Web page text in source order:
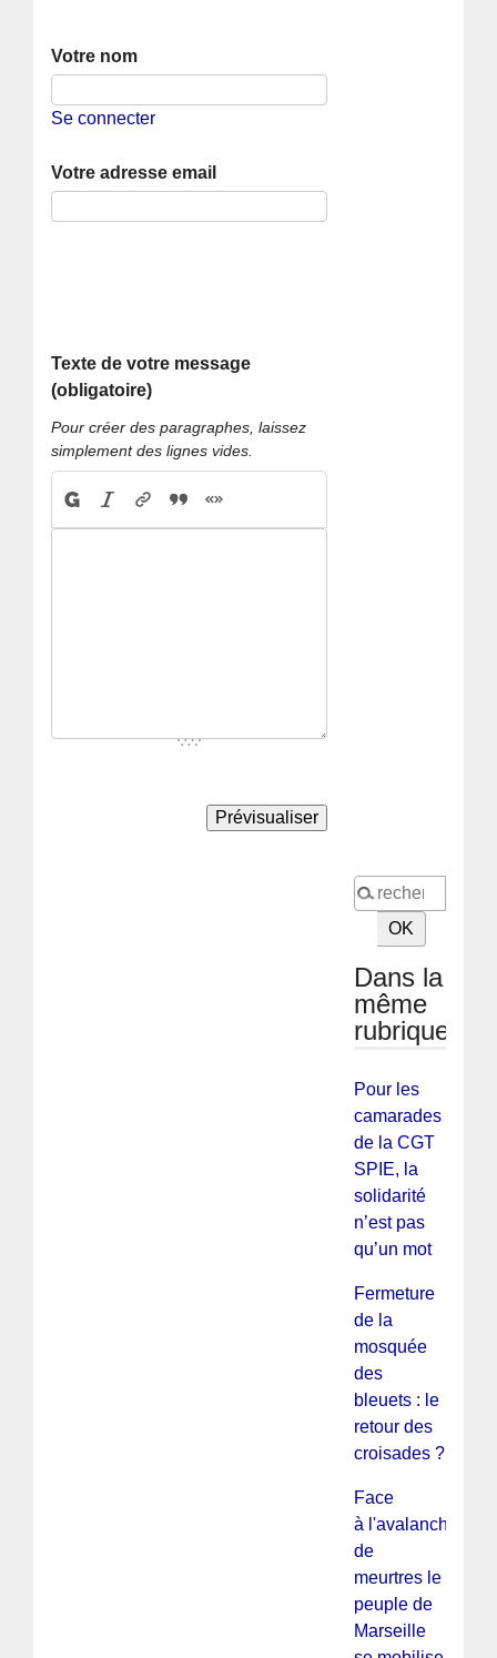
Votre nom
Se connecter
Votre adresse email
Texte de votre message
(obligatoire)
Pour créer des paragraphes, laissez
simplement des lignes vides.
Dans la
même
rubrique
Pour les
camarades
de la CGT
SPIE, la
solidarité
n’est pas
qu’un mot
Fermeture
de la
mosquée
des
bleuets : le
retour des
croisades ?
Face
à l'avalanche
de
meurtres le
peuple de
Marseille